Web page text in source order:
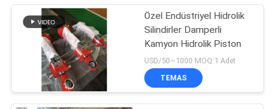
Endüstriyel Hidrolik
Silindirler
Özel Endüstriyel Hidrolik
Silindirler Damperli
Kamyon Hidrolik Piston
USD/50~1000 MOQ:1 Adet
TEMAS